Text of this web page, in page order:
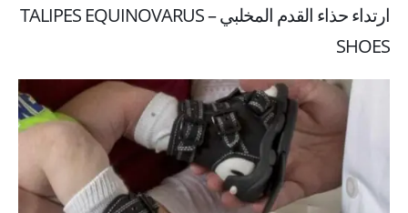
ارتداء حذاء القدم المخلبي – TALIPES EQUINOVARUS
SHOES